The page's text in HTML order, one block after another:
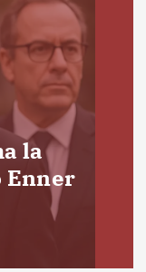
la
Enner